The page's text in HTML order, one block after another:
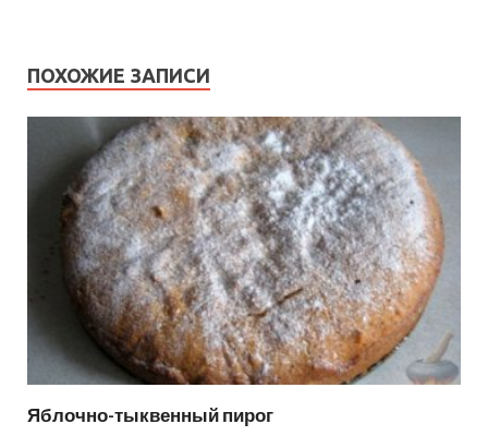
ПОХОЖИЕ ЗАПИСИ
Яблочно-тыквенный пирог